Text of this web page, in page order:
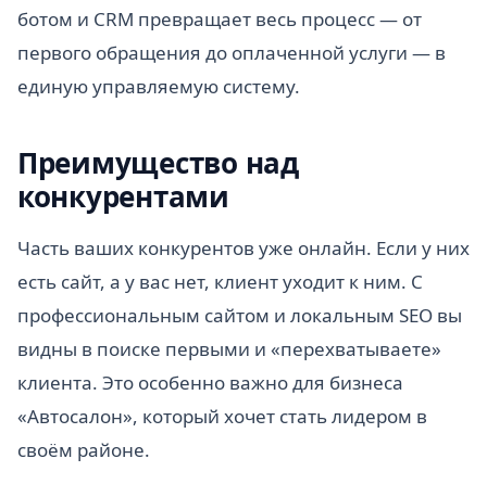
ботом и CRM превращает весь процесс — от
первого обращения до оплаченной услуги — в
единую управляемую систему.
Преимущество над
конкурентами
Часть ваших конкурентов уже онлайн. Если у них
есть сайт, а у вас нет, клиент уходит к ним. С
профессиональным сайтом и локальным SEO вы
видны в поиске первыми и «перехватываете»
клиента. Это особенно важно для бизнеса
«Автосалон», который хочет стать лидером в
своём районе.